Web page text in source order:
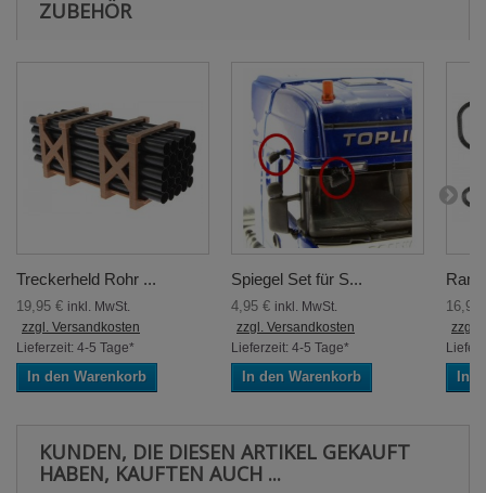
ZUBEHÖR
Treckerheld Rohr ...
19,95 € inkl. MwSt.
zzgl. Versandkosten
Lieferzeit: 4-5 Tage*
In den Warenkorb
Spiegel Set für S...
4,95 € inkl. MwSt.
zzgl. Versandkosten
Lieferzeit: 4-5 Tage*
In den Warenkorb
zzgl.
In
KUNDEN, DIE DIESEN ARTIKEL GEKAUFT
HABEN, KAUFTEN AUCH ...